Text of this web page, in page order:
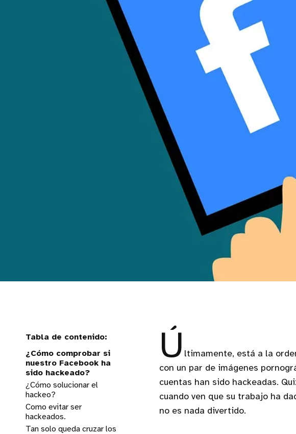
¿Cómo comprobar si
nuestro Facebook ha
sido hackeado?
¿Cómo solucionar el
hackeo?
Como evitar ser
hackeados.
Tan solo queda cruzar los
Ú ltimamente, está a la
con un par de imágenes
cuentas han sido hackeadas.
cuando ven que su trabajo ha
no es nada divertido.